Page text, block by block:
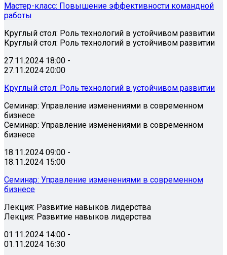
Мастер-класс: Повышение эффективности командной
работы
Круглый стол: Роль технологий в устойчивом развитии
Круглый стол: Роль технологий в устойчивом развитии
27.11.2024 18:00 -
27.11.2024 20:00
Круглый стол: Роль технологий в устойчивом развитии
Семинар: Управление изменениями в современном
бизнесе
Семинар: Управление изменениями в современном
бизнесе
18.11.2024 09:00 -
18.11.2024 15:00
Семинар: Управление изменениями в современном
бизнесе
Лекция: Развитие навыков лидерства
Лекция: Развитие навыков лидерства
01.11.2024 14:00 -
01.11.2024 16:30